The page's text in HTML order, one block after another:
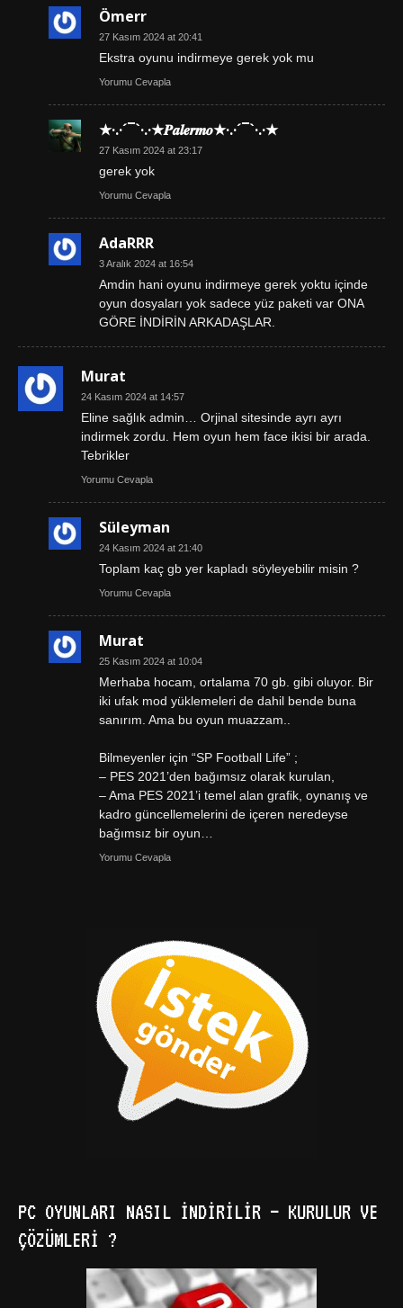
Ömerr
27 Kasım 2024 at 20:41
Ekstra oyunu indirmeye gerek yok mu
Yorumu Cevapla
★·.·´¯`·.·★𝑷𝒂𝒍𝒆𝒓𝒎𝒐★·.·´¯`·.·★
27 Kasım 2024 at 23:17
gerek yok
Yorumu Cevapla
AdaRRR
3 Aralık 2024 at 16:54
Amdin hani oyunu indirmeye gerek yoktu içinde
oyun dosyaları yok sadece yüz paketi var ONA
GÖRE İNDİRİN ARKADAŞLAR.
Murat
24 Kasım 2024 at 14:57
Eline sağlık admin… Orjinal sitesinde ayrı ayrı
indirmek zordu. Hem oyun hem face ikisi bir arada.
Tebrikler
Yorumu Cevapla
Süleyman
24 Kasım 2024 at 21:40
Toplam kaç gb yer kapladı söyleyebilir misin ?
Yorumu Cevapla
Murat
25 Kasım 2024 at 10:04
Merhaba hocam, ortalama 70 gb. gibi oluyor. Bir
iki ufak mod yüklemeleri de dahil bende buna
sanırım. Ama bu oyun muazzam..
Bilmeyenler için “SP Football Life” ;
– PES 2021’den bağımsız olarak kurulan,
– Ama PES 2021’i temel alan grafik, oynanış ve
kadro güncellemelerini de içeren neredeyse
bağımsız bir oyun…
Yorumu Cevapla
PC OYUNLARI NASIL İNDIRILIR – KURULUR VE
ÇÖZÜMLERI ?